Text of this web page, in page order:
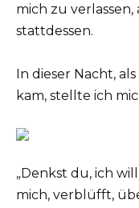
mich zu
stattdessen.
In dieser Nacht,
kam, stellte ich
„Denkst du, ich
mich, verblüfft,